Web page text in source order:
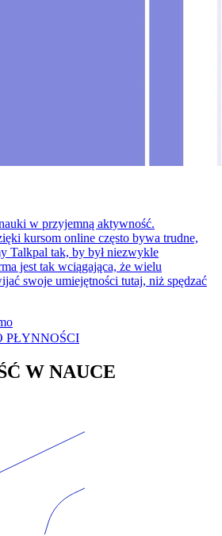
w przyjemną aktywność.
kursom online często bywa trudne,
Talkpal tak, by był niezwykle
jest tak wciągająca, że wielu
swoje umiejętności tutaj, niż spędzać
PŁYNNOŚCI
W NAUCE